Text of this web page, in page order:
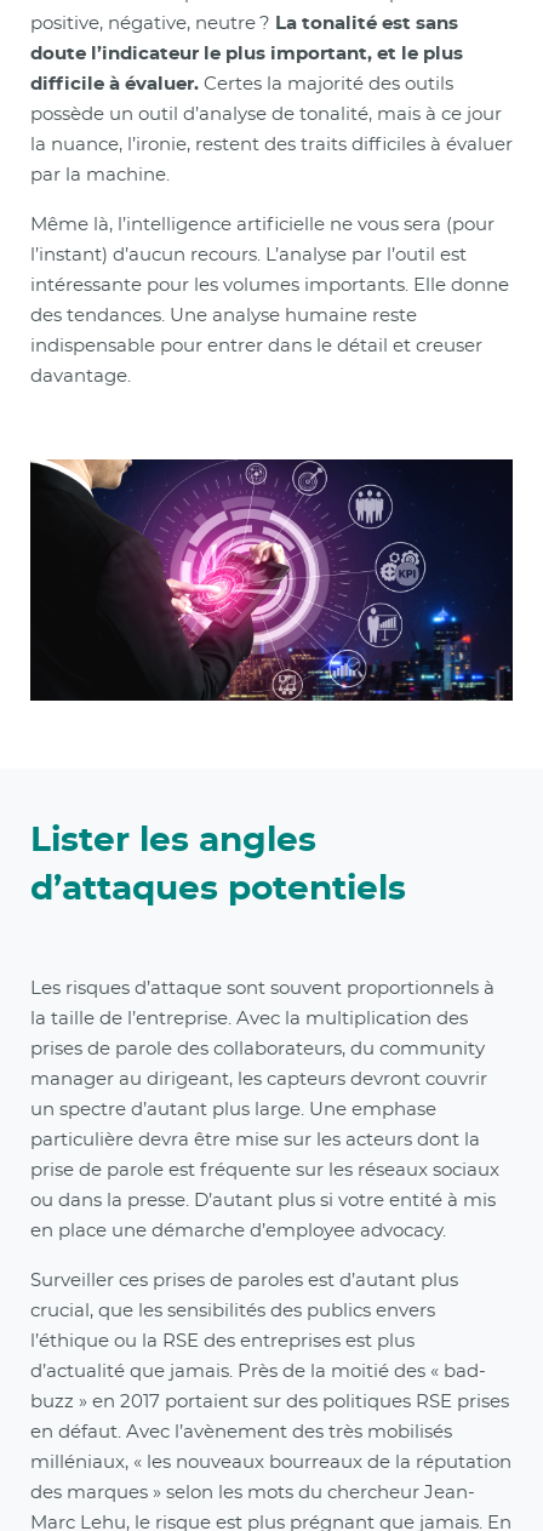
positive, négative, neutre ? La tonalité est sans
doute l’indicateur le plus important, et le plus
difficile à évaluer. Certes la majorité des outils
possède un outil d’analyse de tonalité, mais à ce jour
la nuance, l’ironie, restent des traits difficiles à évaluer
par la machine.
Même là, l’intelligence artificielle ne vous sera (pour
l’instant) d’aucun recours. L’analyse par l’outil est
intéressante pour les volumes importants. Elle donne
des tendances. Une analyse humaine reste
indispensable pour entrer dans le détail et creuser
davantage.
Lister les angles
d’attaques potentiels
Les risques d’attaque sont souvent proportionnels à
la taille de l’entreprise. Avec la multiplication des
prises de parole des collaborateurs, du community
manager au dirigeant, les capteurs devront couvrir
un spectre d’autant plus large. Une emphase
particulière devra être mise sur les acteurs dont la
prise de parole est fréquente sur les réseaux sociaux
ou dans la presse. D’autant plus si votre entité à mis
en place une démarche d’employee advocacy.
Surveiller ces prises de paroles est d’autant plus
crucial, que les sensibilités des publics envers
l’éthique ou la RSE des entreprises est plus
d’actualité que jamais. Près de la moitié des « bad-
buzz » en 2017 portaient sur des politiques RSE prises
en défaut. Avec l’avènement des très mobilisés
milléniaux, « les nouveaux bourreaux de la réputation
des marques » selon les mots du chercheur Jean-
Marc Lehu, le risque est plus prégnant que jamais. En